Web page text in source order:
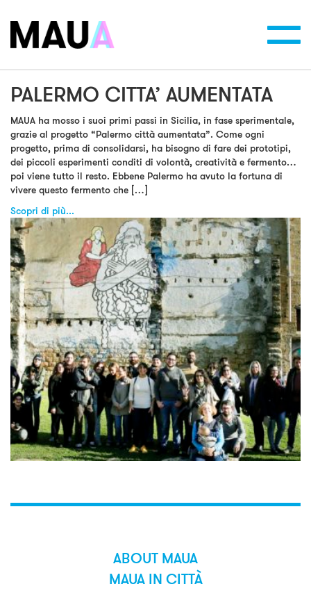
Toggle
PALERMO CITTA’ AUMENTATA
MAUA ha mosso i suoi primi passi in Sicilia, in fase sperimentale,
grazie al progetto “Palermo città aumentata”. Come ogni
progetto, prima di consolidarsi, ha bisogno di fare dei prototipi,
dei piccoli esperimenti conditi di volontà, creatività e fermento…
poi viene tutto il resto. Ebbene Palermo ha avuto la fortuna di
vivere questo fermento che […]
Scopri di più...
ABOUT MAUA
MAUA IN CITTÀ